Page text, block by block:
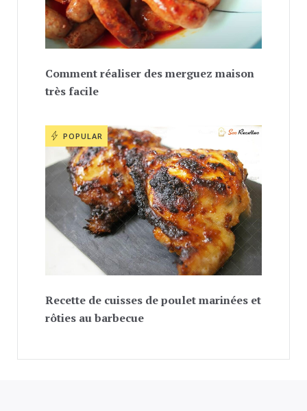
Comment réaliser des merguez maison
très facile
POPULAR
Recette de cuisses de poulet marinées et
rôties au barbecue